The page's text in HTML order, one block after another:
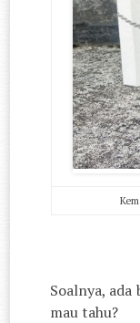
Soalnya,
mau tahu?